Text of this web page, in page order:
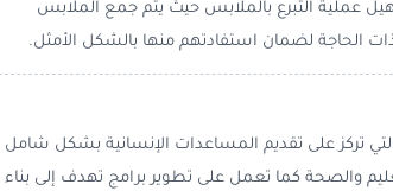
عملية التبرع بالملابس حيث يتم جمع الملابس
الحاجة لضمان استفادتهم منها بالشكل الأمثل.
تركز على تقديم المساعدات الإنسانية بشكل شامل
والصحة كما تعمل على تطوير برامج تهدف إلى بناء